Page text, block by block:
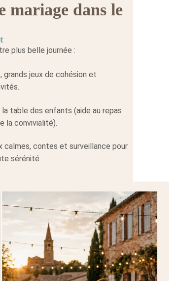
mariage dans le
plus belle journée :
jeux de cohésion et
table des enfants (aide au repas
la convivialité).
calmes, contes et surveillance pour
sérénité.